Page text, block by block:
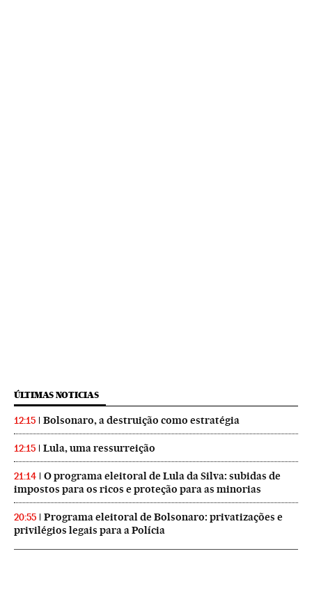
ÚLTIMAS NOTICIAS
12:15 Bolsonaro, a destruição como estratégia
12:15 Lula, uma ressurreição
21:14
O programa eleitoral de Lula da Silva: subidas de
impostos para os ricos e proteção para as minorias
20:55
Programa eleitoral de Bolsonaro: privatizações e
privilégios legais para a Polícia